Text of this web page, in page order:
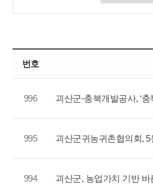
번호
996 괴산군-충북개발공사, ‘
995 괴산군귀농귀촌협의회,
994 괴산군, 농업가치 기반